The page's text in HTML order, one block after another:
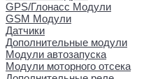
GPS/Глонасс Модули
GSM Модули
Датчики
Дополнительные модули
Модули автозапуска
Модули моторного отсека